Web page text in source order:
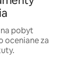
pobyt
oceniane za